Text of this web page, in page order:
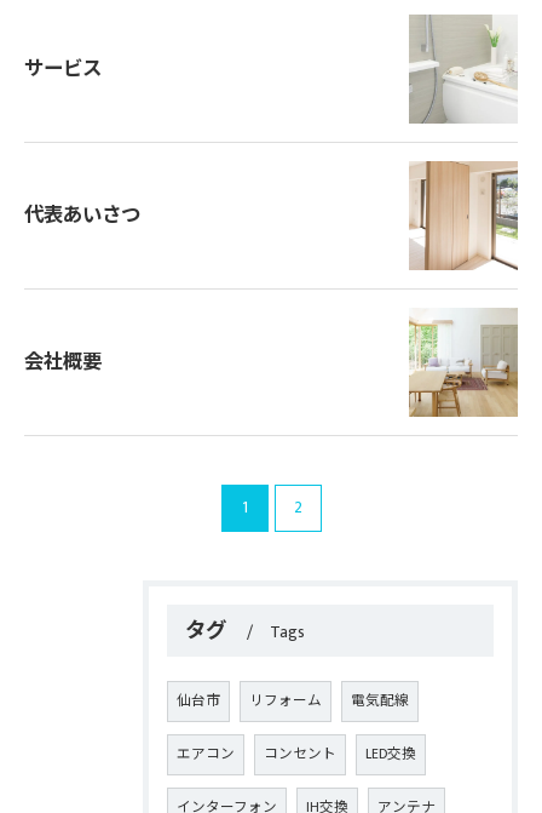
サービス
代表あいさつ
会社概要
1 2
タグ Tags
仙台市 リフォーム 電気配線
エアコン コンセント LED交換
インターフォン IH交換 アンテナ